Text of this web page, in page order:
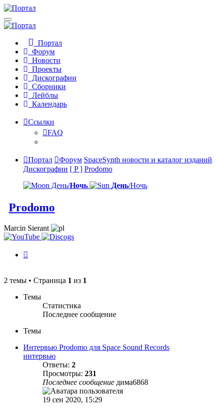
Портал
Форум
Новости
Проекты
Дискографии
Сборники
Лейблы
Календарь
Ссылки
FAQ
Портал Форум SpaceSynth новости и каталог изданий
Дискографии [ P ] Prodomo
День/Ночь День/Ночь
Prodomo
Marcin Sierant
2 темы • Страница 1 из 1
Темы
Статистика
Последнее сообщение
Темы
Интервью Prodomo для Space Sound Records
интервью
Ответы: 2
Просмотры: 231
Последнее сообщение дима6868
19 сен 2020, 15:29